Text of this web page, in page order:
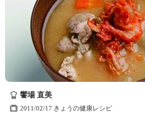
饗場 直美
2011/02/17 きょうの健康レシピ